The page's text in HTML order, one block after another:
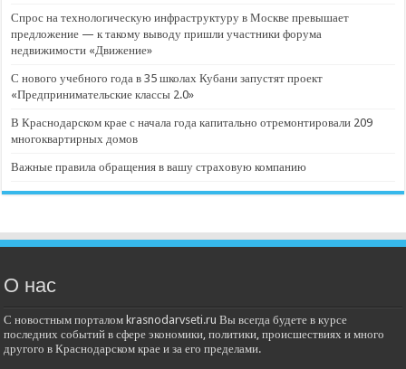
Спрос на технологическую инфраструктуру в Москве превышает
предложение — к такому выводу пришли участники форума
недвижимости «Движение»
С нового учебного года в 35 школах Кубани запустят проект
«Предпринимательские классы 2.0»
В Краснодарском крае с начала года капитально отремонтировали 209
многоквартирных домов
Важные правила обращения в вашу страховую компанию
О нас
С новостным порталом krasnodarvseti.ru Вы всегда будете в курсе
последних событий в сфере экономики, политики, происшествиях и много
другого в Краснодарском крае и за его пределами.